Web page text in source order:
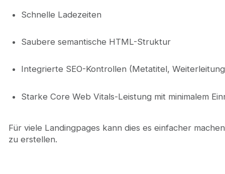
Schnelle Ladezeiten
Saubere semantische HTML-Struktur
Integrierte SEO-Kontrollen (Metatitel,
Starke Core Web Vitals-Leistung mit minimalem
Für viele Landingpages kann dies es einfacher
zu erstellen.